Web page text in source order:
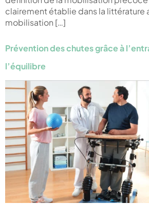
clairement établie dans la littérature
mobilisation […]
Prévention des chutes grâce à
l’équilibre